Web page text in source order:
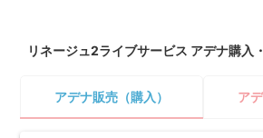
リネージュ2ライブサービス アデナ購入
アデナ販売（購入） ア